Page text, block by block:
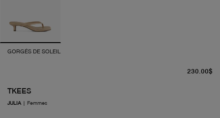
GORGÉS DE SOLEIL
TKEES
JULIA | Femmes
230.00$